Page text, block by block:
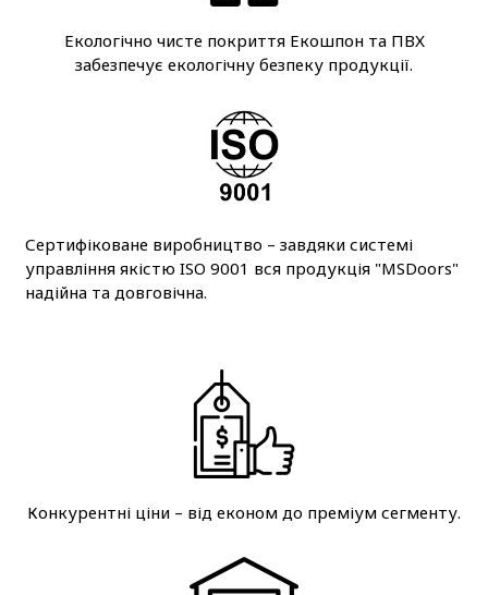
Екологічно чисте покриття Екошпон та ПВХ
забезпечує екологічну безпеку продукції.
Сертифіковане виробництво – завдяки системі
управління якістю ISO 9001 вся продукція "MSDoors"
надійна та довговічна.
Конкурентні ціни – від економ до преміум сегменту.